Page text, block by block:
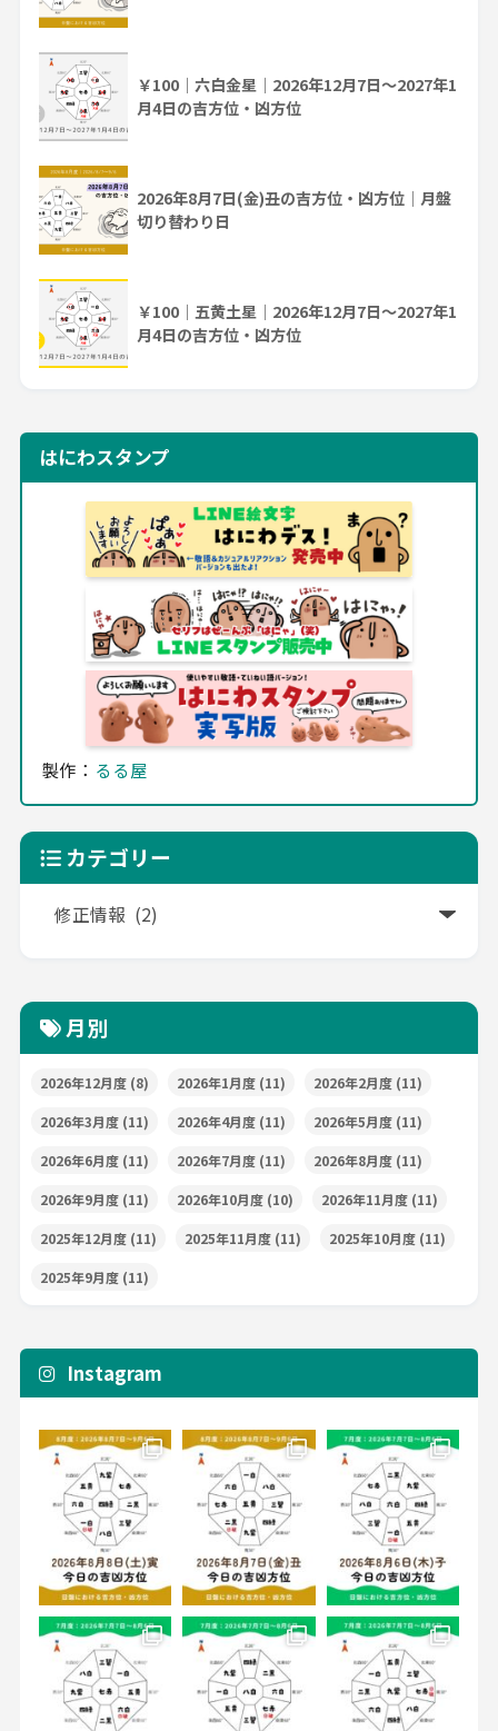
￥100｜六白金星｜2026年12月7日～2027年1
月4日の吉方位・凶方位
2026年8月7日(金)丑の吉方位・凶方位｜月盤
切り替わり日
￥100｜五黄土星｜2026年12月7日～2027年1
月4日の吉方位・凶方位
はにわスタンプ
製作： るる屋
カテゴリー
月別
2026年12月度(8) 2026年1月度(11) 2026年2月度(11)
2026年3月度(11) 2026年4月度(11) 2026年5月度(11)
2026年6月度(11) 2026年7月度(11) 2026年8月度(11)
2026年9月度(11) 2026年10月度(10) 2026年11月度(11)
2025年12月度(11) 2025年11月度(11) 2025年10月度(11)
2025年9月度(11)
Instagram